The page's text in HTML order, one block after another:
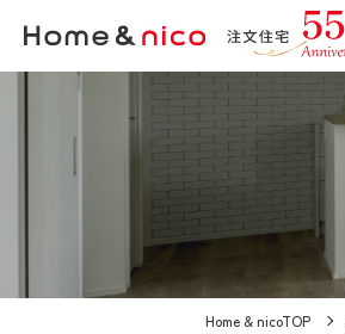
Home & nicoTOP